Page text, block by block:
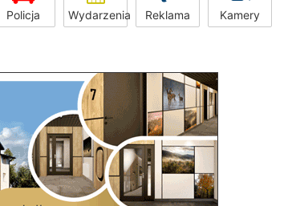
Policja Wydarzenia Reklama Kamery